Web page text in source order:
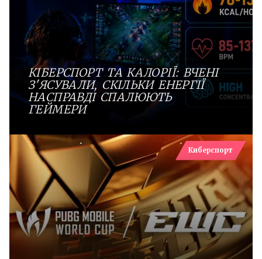
КІБЕРСПОРТ ТА КАЛОРІЇ: ВЧЕНІ
З'ЯСУВАЛИ, СКІЛЬКИ ЕНЕРГІЇ
НАСПРАВДІ СПАЛЮЮТЬ
ГЕЙМЕРИ
Киберспорт